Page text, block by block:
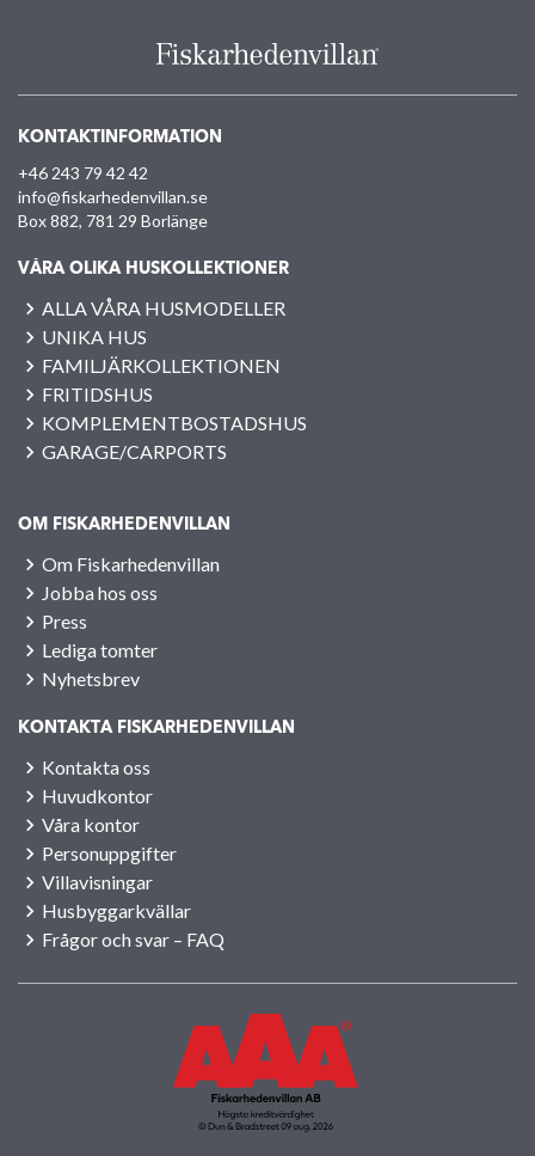
KONTAKTINFORMATION
+46 243 79 42 42
info@fiskarhedenvillan.se
Box 882, 781 29 Borlänge
VÅRA OLIKA HUSKOLLEKTIONER
ALLA VÅRA HUSMODELLER
UNIKA HUS
FAMILJÄRKOLLEKTIONEN
FRITIDSHUS
KOMPLEMENTBOSTADSHUS
GARAGE/CARPORTS
OM FISKARHEDENVILLAN
Om Fiskarhedenvillan
Jobba hos oss
Press
Lediga tomter
Nyhetsbrev
KONTAKTA FISKARHEDENVILLAN
Kontakta oss
Huvudkontor
Våra kontor
Personuppgifter
Villavisningar
Husbyggarkvällar
Frågor och svar – FAQ